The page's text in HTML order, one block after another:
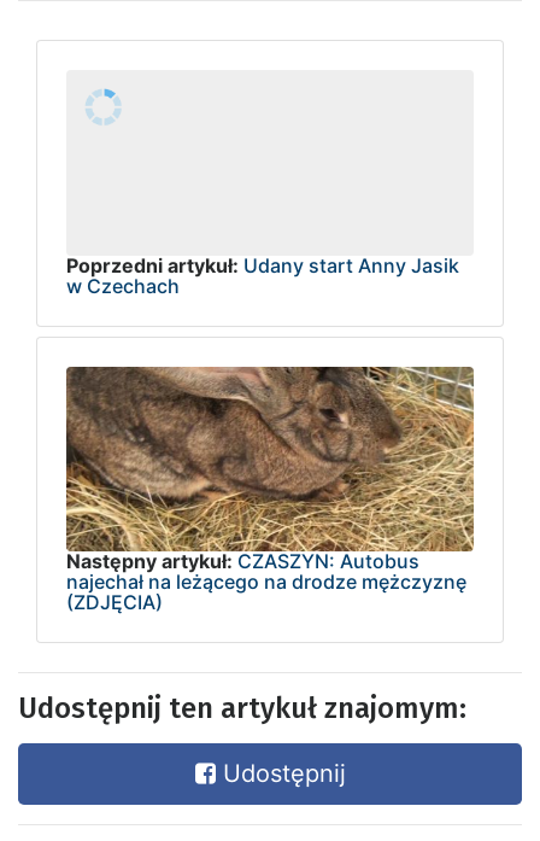
Poprzedni artykuł: Udany start Anny Jasik
w Czechach
Następny artykuł: CZASZYN: Autobus
najechał na leżącego na drodze mężczyznę
(ZDJĘCIA)
Udostępnij ten artykuł znajomym:
Udostępnij